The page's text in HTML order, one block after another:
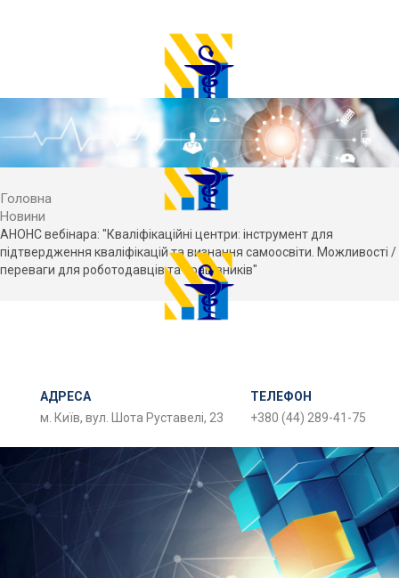
АДРЕСА
м. Київ, вул. Шота Руставелі, 23
ТЕЛЕФОН
+380 (44) 289-41-75
Головна
Новини
АНОНС вебінара: "Кваліфікаційні центри: інструмент для
підтвердження кваліфікацій та визнання самоосвіти. Можливості /
переваги для роботодавців та працівників"